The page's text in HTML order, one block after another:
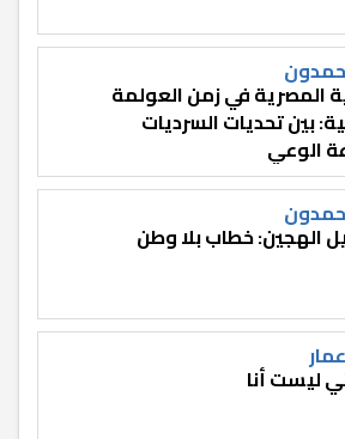
المصرية في زمن العولمة
بين تحديات السرديات
الوعي
الهجين: خطاب بلا وطن
ليست أنا